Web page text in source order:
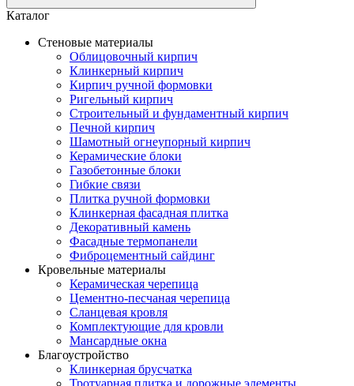
Каталог
Стеновые материалы
Облицовочный кирпич
Клинкерный кирпич
Кирпич ручной формовки
Ригельный кирпич
Строительный и фундаментный кирпич
Печной кирпич
Шамотный огнеупорный кирпич
Керамические блоки
Газобетонные блоки
Гибкие связи
Плитка ручной формовки
Клинкерная фасадная плитка
Декоративный камень
Фасадные термопанели
Фиброцементный сайдинг
Кровельные материалы
Керамическая черепица
Цементно-песчаная черепица
Сланцевая кровля
Комплектующие для кровли
Мансардные окна
Благоустройство
Клинкерная брусчатка